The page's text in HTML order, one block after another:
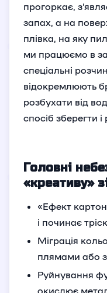
прогоркає,
запах, а на
плівка, на яку
ми працюємо в
спеціальні
відокремлюють
розбухати від
спосіб зберегти і
Головні
«креативу»
«Ефект
і починає
Міграція
плямами або
Руйнування
окислює